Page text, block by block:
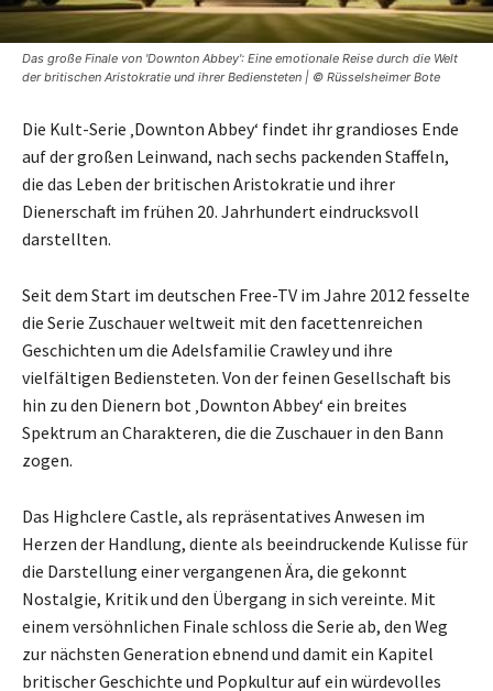
Das große Finale von 'Downton Abbey': Eine emotionale Reise durch die Welt
der britischen Aristokratie und ihrer Bediensteten | © Rüsselsheimer Bote
Die Kult-Serie ‚Downton Abbey‘ findet ihr grandioses Ende
auf der großen Leinwand, nach sechs packenden Staffeln,
die das Leben der britischen Aristokratie und ihrer
Dienerschaft im frühen 20. Jahrhundert eindrucksvoll
darstellten.
Seit dem Start im deutschen Free-TV im Jahre 2012 fesselte
die Serie Zuschauer weltweit mit den facettenreichen
Geschichten um die Adelsfamilie Crawley und ihre
vielfältigen Bediensteten. Von der feinen Gesellschaft bis
hin zu den Dienern bot ‚Downton Abbey‘ ein breites
Spektrum an Charakteren, die die Zuschauer in den Bann
zogen.
Das Highclere Castle, als repräsentatives Anwesen im
Herzen der Handlung, diente als beeindruckende Kulisse für
die Darstellung einer vergangenen Ära, die gekonnt
Nostalgie, Kritik und den Übergang in sich vereinte. Mit
einem versöhnlichen Finale schloss die Serie ab, den Weg
zur nächsten Generation ebnend und damit ein Kapitel
britischer Geschichte und Popkultur auf ein würdevolles